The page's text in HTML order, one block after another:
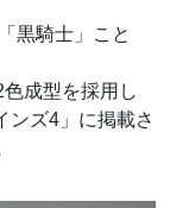
黒騎士」こと
成型を採用し
ンズ4」に掲載さ